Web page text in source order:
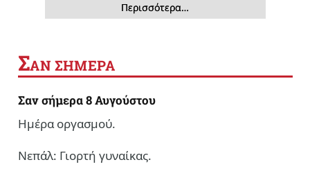
Περισσότερα…
ΣΑΝ ΣΗΜΕΡΑ
Σαν σήμερα 8 Αυγούστου
Ημέρα οργασμού.
Νεπάλ: Γιορτή γυναίκας.